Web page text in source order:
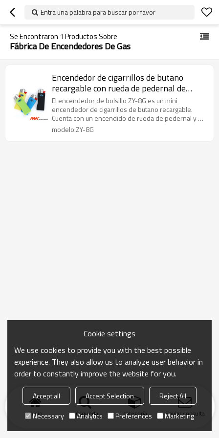
Entra una palabra para buscar por favor
Se Encontraron 1 Productos Sobre
Fábrica De Encendedores De Gas
Encendedor de cigarrillos de butano
recargable con rueda de pedernal de
tamaño delgado ZY-8G
El encendedor de bolsillo ZY-8G es un mini
encendedor de cigarrillos de butano recargable.
Cuenta con un encendido de rueda de pedernal y es
perfecto para su uso.
modelo:ZY-8G
Inicio búsqueda categoría Enviar consulta
Cookie settings
We use cookies to provide you with the best possible
experience. They also allow us to analyze user behavior in
order to constantly improve the website for you.
Accept all Accept Selection
Reject All
Necessary
Analytics Preferences Marketing